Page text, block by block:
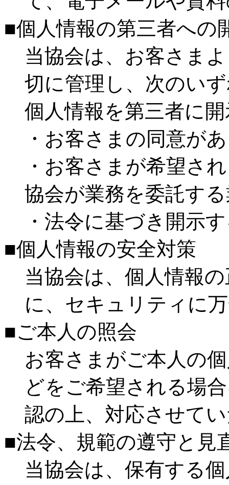
■個人情報の第三者への
当協会は、お客さま
切に管理し、次のい
個人情報を第三者に
・お客さまの同意が
・お客さまが希望さ
協会が業務を委託す
・法令に基づき開示
■個人情報の安全対策
当協会は、個人情報
に、セキュリティに
■ご本人の照会
お客さまがご本人の
どをご希望される場
認の上、対応させて
■法令、規範の遵守と見
当協会は、保有する